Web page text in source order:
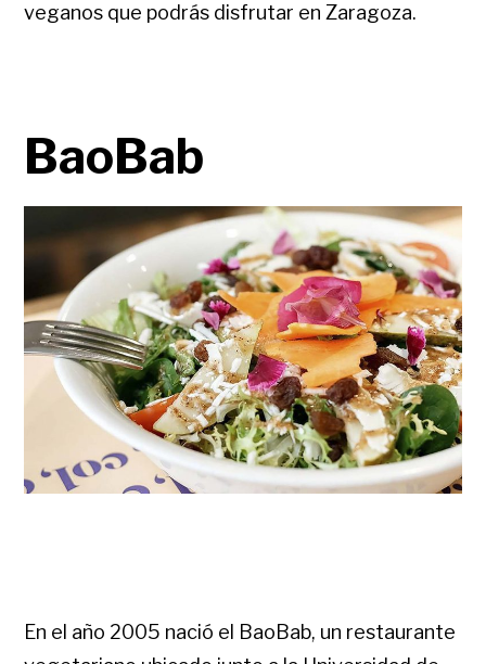
veganos que podrás disfrutar en Zaragoza.
BaoBab
En el año 2005 nació el BaoBab, un restaurante